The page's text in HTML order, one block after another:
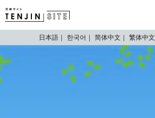
TENJIN SITE
日本語 한국어 简体中文 繁体中文